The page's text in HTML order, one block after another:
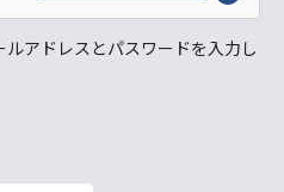
アドレスとパスワードを入力し